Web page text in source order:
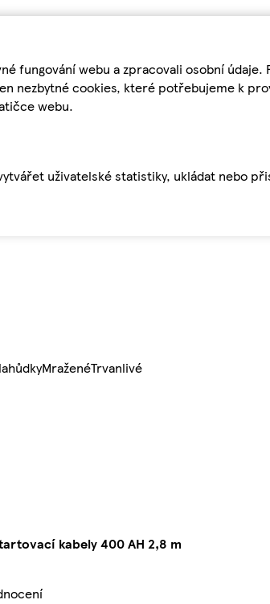
fungování webu a zpracovali osobní
nezbytné cookies, které potřebujeme k
webu.
uživatelské statistiky, ukládat nebo
MraženéTrvanlivé
kabely 400 AH 2,8 m